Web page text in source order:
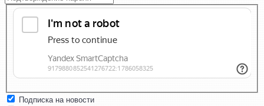
Подписка на новости